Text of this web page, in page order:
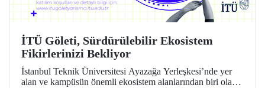
İTÜ Göleti, Sürdürülebilir Ekosistem
Fikirlerinizi Bekliyor
İstanbul Teknik Üniversitesi Ayazağa Yerleşkesi’nde yer
alan ve kampüsün önemli ekosistem alanlarından biri olan